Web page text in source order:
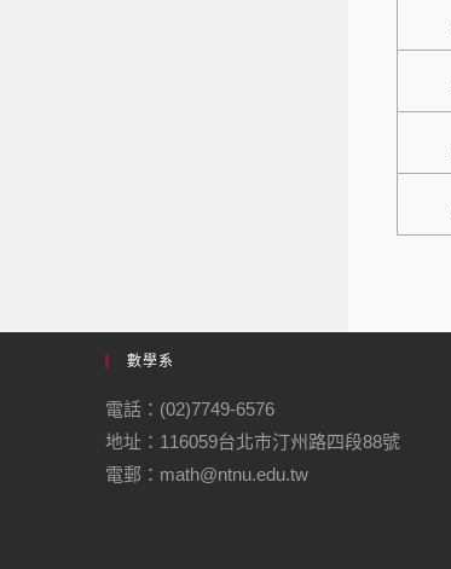
數學系
電話：(02)7749-6576
地址：116059台北市汀州路四段88號
電郵：math@ntnu.edu.tw